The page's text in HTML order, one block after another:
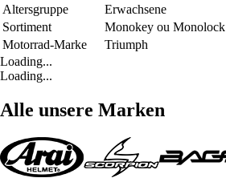
Altersgruppe
Erwachsene
Sortiment
Monokey ou Monolock
Motorrad-Marke
Triumph
Loading...
Loading...
Alle unsere Marken